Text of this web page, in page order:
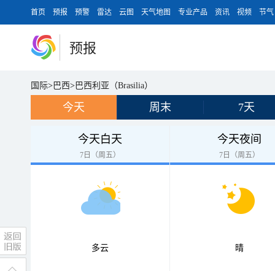
首页 预报 预警 雷达 云图 天气地图 专业产品 资讯 视频 节气
预报
国际> 巴西> 巴西利亚（Brasilia）
今天 周末 7天
今天白天
7日（周五）
多云
今天夜间
7日（周五）
晴